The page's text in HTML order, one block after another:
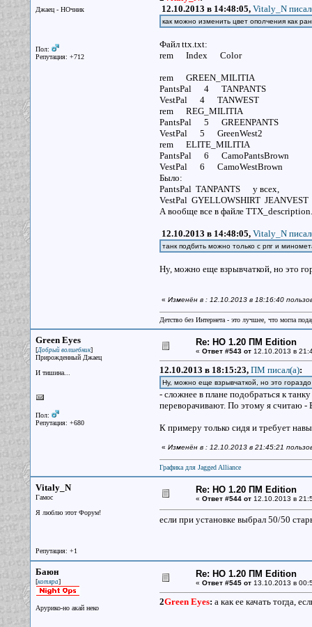
Джаец - НОчник
Пол:
Репутация: +712
12.10.2013 в 14:48:05, Vitaly_N
как можно изменить цвет ополчения как
Файл ttx.txt:
rem Index Color
rem GREEN_MILITIA
PantsPal 4 TANPANTS
VestPal 4 TANWEST
rem REG_MILITIA
PantsPal 5 GREENPANTS
VestPal 5 GreenWest2
rem ELITE_MILITIA
PantsPal 6 CamoPantsBrown
VestPal 6 CamoWestBrown
Было:
PantsPal TANPANTS у всех,
VestPal GYELLOWSHIRT JEANVEST
А вообще все в файле
12.10.2013 в 14:48:05, Vitaly_N
танк подбить можно только с рпг и
Ну, можно еще взрывчаткой, но это
« Изменён в : 12.10.2013 в 18:16:40
Детство без Интернета - это лучшее, что могла
Green Eyes
[Добрый волшебник]
Прирожденный Джаец
И тишина...
Пол:
Репутация: +680
Re: НО 1.20 ПМ Edition
« Ответ #543 от12.10.2013 в
12.10.2013 в 18:15:23, ПМ писал(a):
Ну, можно еще взрывчаткой, но это
- сложнее в плане подобраться к
переворачивают. По этому я считаю -
К примеру только сидя и требует
« Изменён в : 12.10.2013 в 21:45:21
Графика для Jagged Alliance
Vitaly_N
Гамос
Я люблю этот Форум!
Репутация: +1
Re: НО 1.20 ПМ Edition
« Ответ #544 от12.10.2013 в
если при установке выбрал 50/50
Баюн
[котяра]
Арурико-но акай неко
Re: НО 1.20 ПМ Edition
« Ответ #545 от13.10.2013 в
2Green Eyes: а как ее качать тогда,